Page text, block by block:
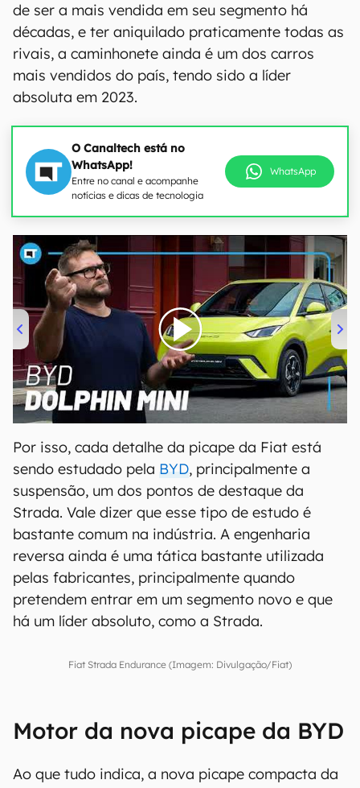
de ser a mais vendida em seu segmento há
décadas, e ter aniquilado praticamente todas as
rivais, a caminhonete ainda é um dos carros
mais vendidos do país, tendo sido a líder
absoluta em 2023.
O Canaltech está no
WhatsApp!
Entre no canal e acompanhe
notícias e dicas de tecnologia
WhatsApp
00:00/04:07
Por isso, cada detalhe da picape da Fiat está
sendo estudado pela BYD, principalmente a
suspensão, um dos pontos de destaque da
Strada. Vale dizer que esse tipo de estudo é
bastante comum na indústria. A engenharia
reversa ainda é uma tática bastante utilizada
pelas fabricantes, principalmente quando
pretendem entrar em um segmento novo e que
há um líder absoluto, como a Strada.
Fiat Strada Endurance (Imagem: Divulgação/Fiat)
Motor da nova picape da BYD
Ao que tudo indica, a nova picape compacta da